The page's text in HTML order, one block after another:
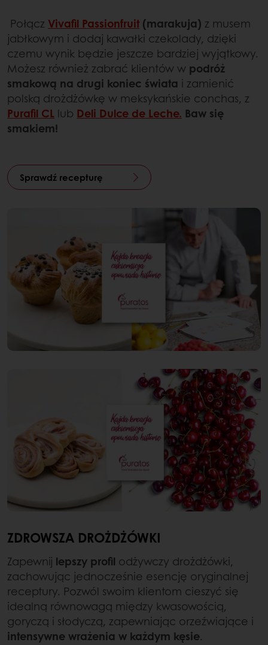
Połącz Vivafil Passionfruit (marakuja) z musem
jabłkowym i dodaj kawałki czekolady, dzięki
czemu wynik będzie jeszcze bardziej wyjątkowy.
Możesz również zabrać klientów w podróż
smakową na drugi koniec świata i zamienić
polską drożdżówkę w meksykańskie conchas, z
Purafil CL lub Deli Dulce de Leche. Baw się
smakiem!
Sprawdź recepturę
ZDROWSZA DROŻDŻÓWKI
Zapewnij lepszy profil odżywczy drożdżówki,
zachowując jednocześnie esencję oryginalnej
receptury. Pozwól swoim klientom cieszyć się
idealną równowagą między kwasowością,
goryczą i słodyczą, zapewniając orzeźwiające i
intensywne wrażenia w każdym kęsie.